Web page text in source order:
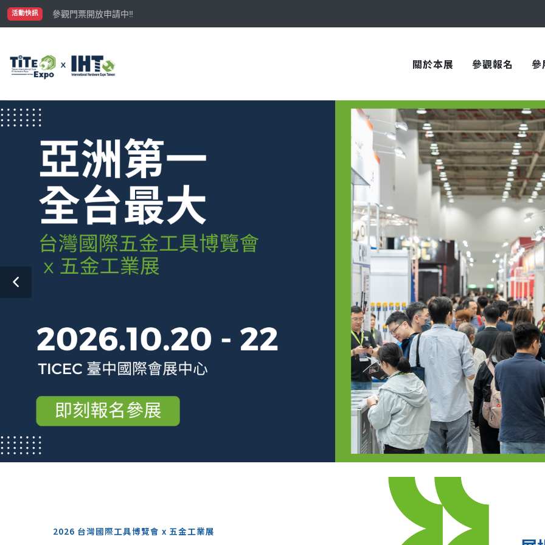
活動快訊
參觀門票開放申請中‼️
最大規模台灣五金展TiTE x IHT，2026/10/20-22與您在臺中國際會展中心再次相見！
關於本展 參觀報名 參
2026 台灣國際工具博覽會 x 五金工業展